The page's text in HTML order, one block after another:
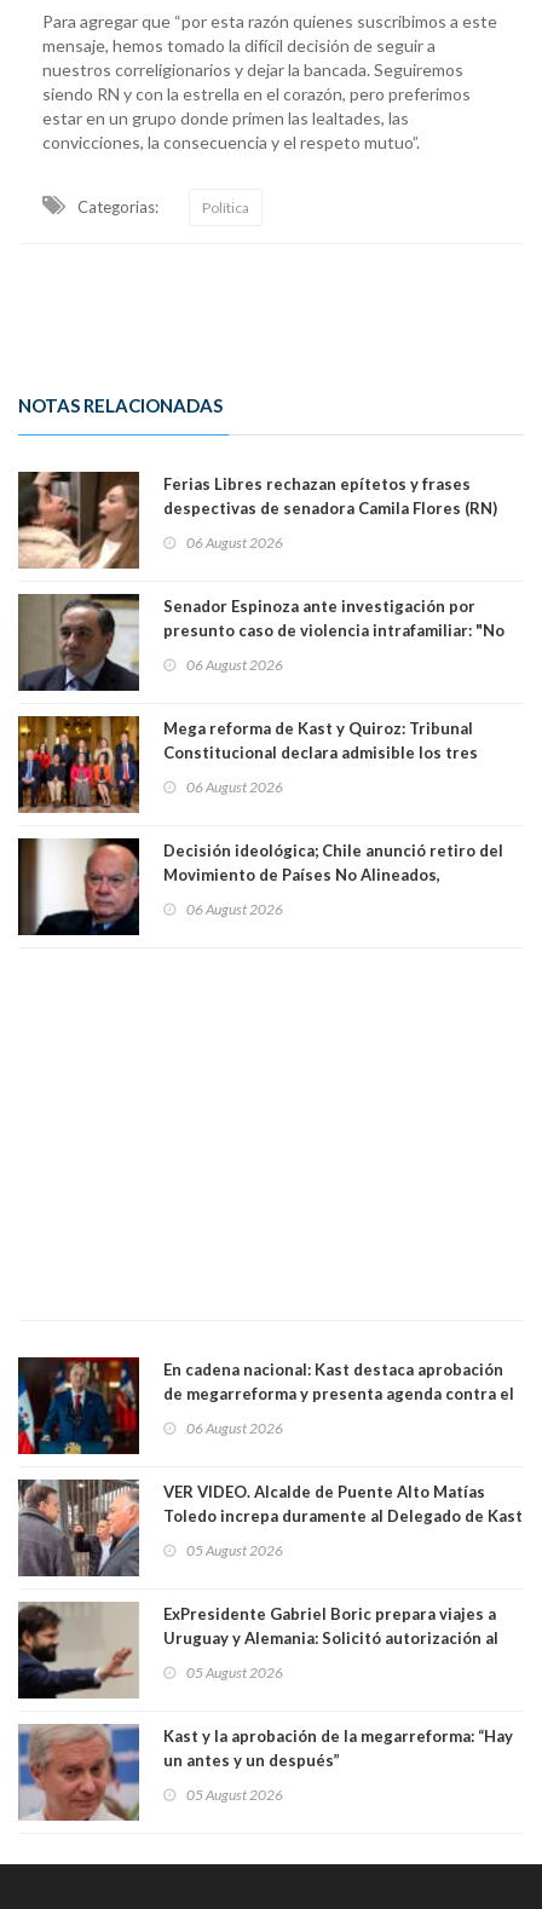
Para agregar que “por esta razón quienes suscribimos a este
mensaje, hemos tomado la difícil decisión de seguir a
nuestros correligionarios y dejar la bancada. Seguiremos
siendo RN y con la estrella en el corazón, pero preferimos
estar en un grupo donde primen las lealtades, las
convicciones, la consecuencia y el respeto mutuo”.
Categorias: Política
NOTAS RELACIONADAS
Ferias Libres rechazan epítetos y frases
despectivas de senadora Camila Flores (RN)
06 August 2026
Senador Espinoza ante investigación por
presunto caso de violencia intrafamiliar: "No
antecedentes a Tribunal Supremo
06 August 2026
Mega reforma de Kast y Quiroz: Tribunal
Constitucional declara admisible los tres
06 August 2026
Decisión ideológica; Chile anunció retiro del
Movimiento de Países No Alineados,
1971. Excanciller Insulza lamentó decisión
06 August 2026
En cadena nacional: Kast destaca aprobación
de megarreforma y presenta agenda contra el
06 August 2026
VER VIDEO. Alcalde de Puente Alto Matías
Toledo increpa duramente al Delegado de Kast
delegado nuevamente arrancando"
05 August 2026
ExPresidente Gabriel Boric prepara viajes a
Uruguay y Alemania: Solicitó autorización al
05 August 2026
Kast y la aprobación de la megarreforma: “Hay
un antes y un después”
05 August 2026